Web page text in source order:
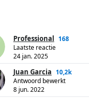
Professional 168
Laatste reactie
24 jan. 2025
Juan Garcia 10,2k
Antwoord bewerkt
8 jun. 2022